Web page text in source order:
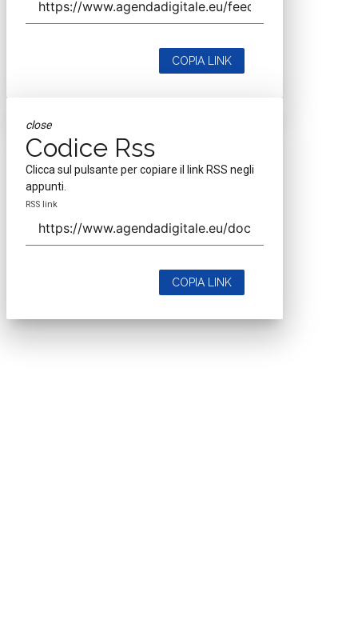
COPIA LINK
close
Codice Rss
Clicca sul pulsante per copiare il link RSS negli
appunti.
RSS link
COPIA LINK